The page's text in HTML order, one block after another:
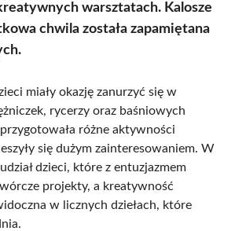
warsztatach. Kalosze
chwila została zapamiętana
miały okazję zanurzyć się w
rycerzy oraz baśniowych
różne aktywności
się dużym zainteresowaniem. W
dzieci, które z entuzjazmem
projekty, a kreatywność
w licznych dziełach, które